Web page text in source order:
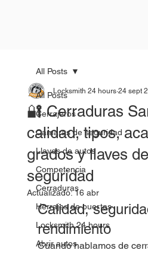
All Posts
Cerrajeros
Camaras de seguridad
Llaves de autos
Competencia
Cerraduras
Herrajes de puertas
Locksmith 24 hours
Abrir autos
All Posts
🔐 Cerraduras
calidad, tipos,
grados y llaves
seguridad
Locksmith 24 hours 24 sept
Actualizado:16 abr
Calidad,
rendimiento
Cuando hablamos de